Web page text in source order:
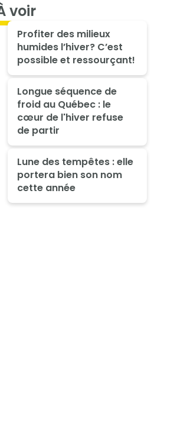
voir
Profiter des milieux
humides l’hiver? C’est
possible et ressourçant!
Longue séquence de
froid au Québec : le
cœur de l'hiver refuse
de partir
Lune des tempêtes : elle
portera bien son nom
cette année